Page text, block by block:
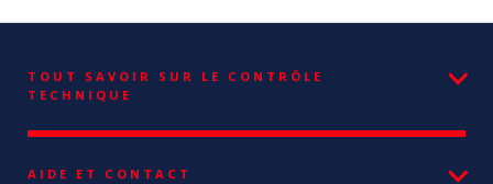
TOUT SAVOIR SUR LE CONTRÔLE
TECHNIQUE
AIDE ET CONTACT